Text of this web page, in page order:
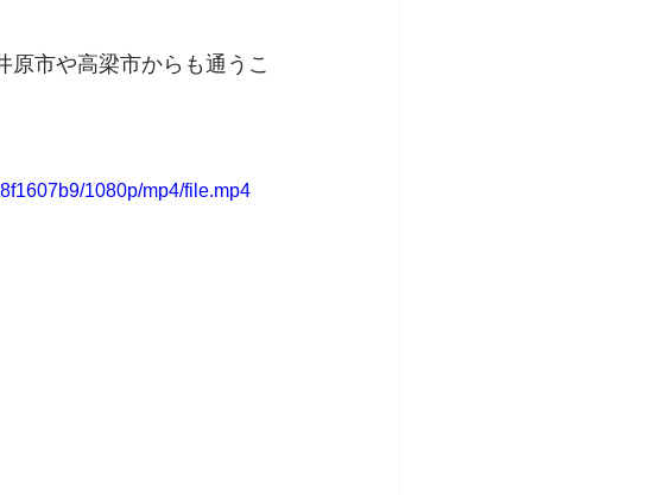
原市や高梁市からも通うこ
1080p/mp4/file.mp4